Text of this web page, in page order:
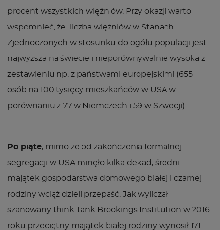
procent wszystkich więźniów. Przy okazji warto
wspomnieć, że liczba więźniów w Stanach
Zjednoczonych w stosunku do ogółu populacji jest
najwyższa na świecie i nieporównywalnie wysoka z
zestawieniu np. z państwami europejskimi (655
osób na 100 tysięcy mieszkańców w USA w
porównaniu z 77 w Niemczech i 59 w Szwecji).
Po piąte, mimo że od zakończenia formalnej
segregacji w USA minęło kilka dekad, średni
majątek gospodarstwa domowego białej i czarnej
rodziny wciąż dzieli przepaść. Jak wyliczał
szanowany think-tank Brookings Institution w 2016
roku przeciętny majątek białej rodziny wynosił 171